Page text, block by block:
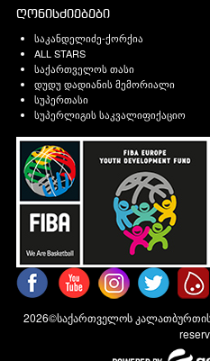
ღონისძიებები
საკანდელიძე-ქორქია
ALL STARS
საქართველოს თასი
დუდუ დადიანის მემორიალი
სუპერთასი
სუპერლიგის საკვალიფიქაციო
2026©საქართველოს